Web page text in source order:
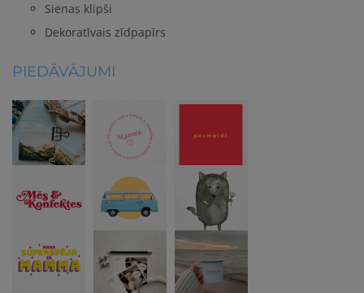
Sienas klipši
Dekoratīvais zīdpapīrs
PIEDĀVĀJUMI